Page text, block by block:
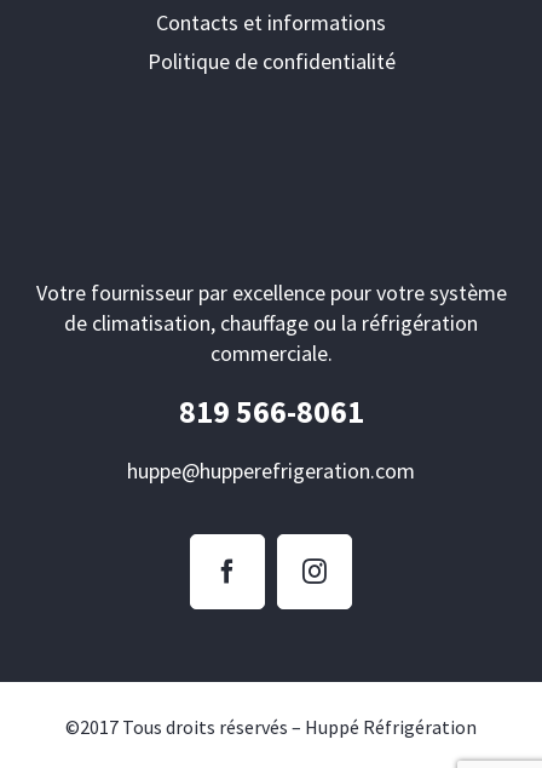
Contacts et informations
Politique de confidentialité
Votre fournisseur par excellence pour votre système
de climatisation, chauffage ou la réfrigération
commerciale.
819 566-8061
huppe@hupperefrigeration.com
©2017 Tous droits réservés – Huppé Réfrigération